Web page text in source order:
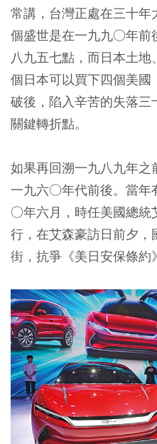
常講，台灣正處在三十
個盛世是在一九九○年前
八九五七點，而日本土
個日本可以買下四個美
破後，陷入辛苦的失落三
關鍵轉折點。
如果再回溯一九八九年
一九六○年代前後。當年
○年六月，時任美國總統
行，在艾森豪訪日前夕
街，抗爭《美日安保條約